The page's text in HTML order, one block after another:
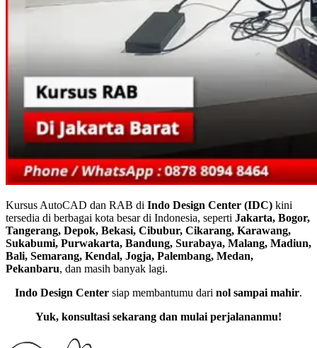
Kursus AutoCAD dan RAB di Indo Design Center (IDC) kini
tersedia di berbagai kota besar di Indonesia, seperti Jakarta, Bogor,
Tangerang, Depok, Bekasi, Cibubur, Cikarang, Karawang,
Sukabumi, Purwakarta, Bandung, Surabaya, Malang, Madiun,
Bali, Semarang, Kendal, Jogja, Palembang, Medan,
Pekanbaru, dan masih banyak lagi.
Indo Design Center siap membantumu dari nol sampai mahir.
Yuk, konsultasi sekarang dan mulai perjalananmu!